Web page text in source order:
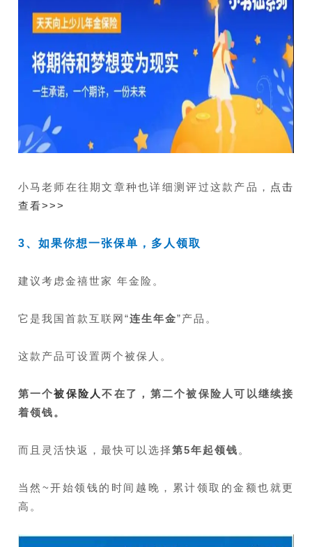
小马老师在往期文章种也详细测评过这款产品， 点击
查看>>>
3、 如果你想一张保单，多人领取
建议考虑金禧世家 年金险。
它是我国首款互联网“连生年金”产品。
这款产品可设置两个被保人。
第一个被保险人不在了，第二个被保险人可以继续接
着领钱。
而且灵活快返，最快可以选择第5年起领钱 。
当然~开始领钱的时间越晚，累计领取的金额也就更
高。